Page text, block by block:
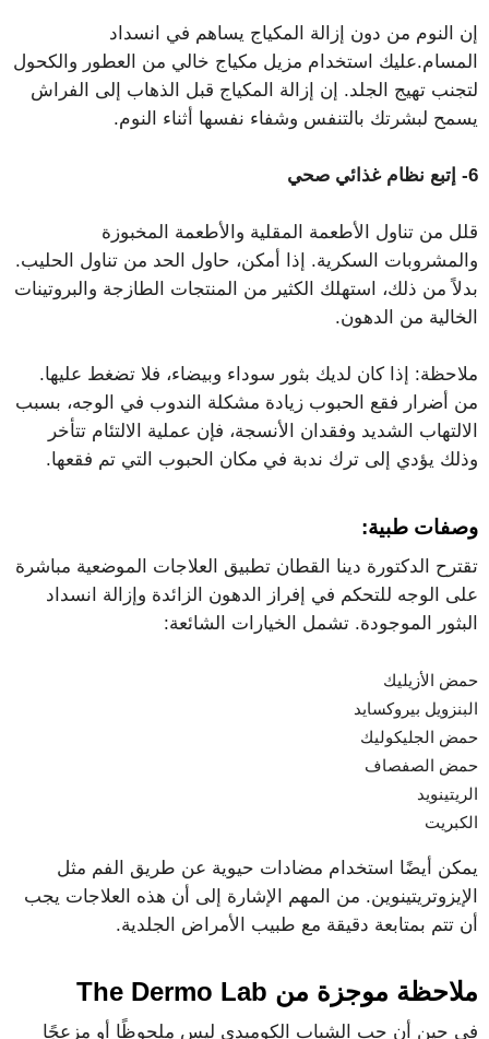
إن النوم من دون إزالة المكياج يساهم في انسداد
المسام.عليك استخدام مزيل مكياج خالي من العطور والكحول
لتجنب تهيج الجلد. إن إزالة المكياج قبل الذهاب إلى الفراش
يسمح لبشرتك بالتنفس وشفاء نفسها أثناء النوم.
6- إتبع نظام غذائي صحي
قلل من تناول الأطعمة المقلية والأطعمة المخبوزة
والمشروبات السكرية. إذا أمكن، حاول الحد من تناول الحليب.
بدلاً من ذلك، استهلك الكثير من المنتجات الطازجة والبروتينات
الخالية من الدهون.
ملاحظة: إذا كان لديك بثور سوداء وبيضاء، فلا تضغط عليها.
من أضرار فقع الحبوب زيادة مشكلة الندوب في الوجه، بسبب
الالتهاب الشديد وفقدان الأنسجة، فإن عملية الالتئام تتأخر
وذلك يؤدي إلى ترك ندبة في مكان الحبوب التي تم فقعها.
وصفات طبية:
تقترح الدكتورة دينا القطان تطبيق العلاجات الموضعية مباشرة
على الوجه للتحكم في إفراز الدهون الزائدة وإزالة انسداد
البثور الموجودة. تشمل الخيارات الشائعة:
حمض الأزيليك
البنزويل بيروكسايد
حمض الجليكوليك
حمض الصفصاف
الريتينويد
الكبريت
يمكن أيضًا استخدام مضادات حيوية عن طريق الفم مثل
الإيزوتريتينوين. من المهم الإشارة إلى أن هذه العلاجات يجب
أن تتم بمتابعة دقيقة مع طبيب الأمراض الجلدية.
ملاحظة موجزة من The Dermo Lab
في حين أن حب الشباب الكوميدي ليس ملحوظًا أو مزعجًا